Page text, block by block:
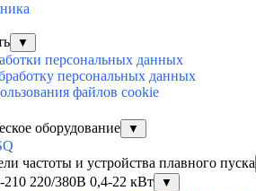
▼
персональных данных
персональных данных
файлов cookie
оборудование ▼
частоты и устройства плавного пуска
220/380В 0,4-22 кВт ▼